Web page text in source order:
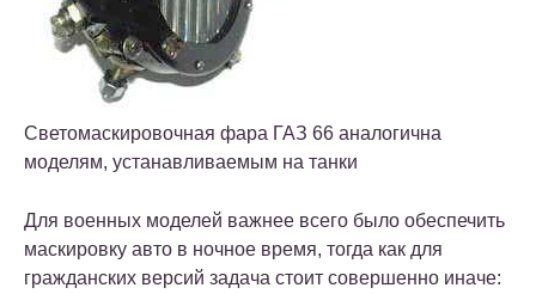
Светомаскировочная фара ГАЗ 66 аналогична
моделям, устанавливаемым на танки
Для военных моделей важнее всего было обеспечить
маскировку авто в ночное время, тогда как для
гражданских версий задача стоит совершенно иначе: